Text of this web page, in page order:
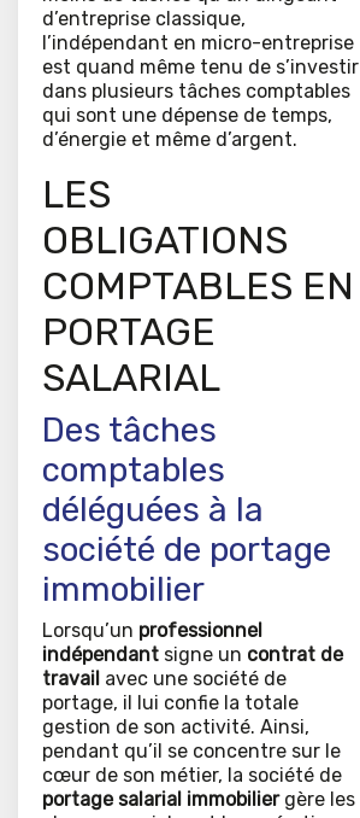
d’entreprise classique,
l’indépendant en micro-entreprise
est quand même tenu de s’investir
dans plusieurs tâches comptables
qui sont une dépense de temps,
d’énergie et même d’argent.
LES
OBLIGATIONS
COMPTABLES EN
PORTAGE
SALARIAL
Des tâches
comptables
déléguées à la
société de portage
immobilier
Lorsqu’un professionnel
indépendant signe un contrat de
travail avec une société de
portage, il lui confie la totale
gestion de son activité. Ainsi,
pendant qu’il se concentre sur le
cœur de son métier, la société de
portage salarial immobiliergère les